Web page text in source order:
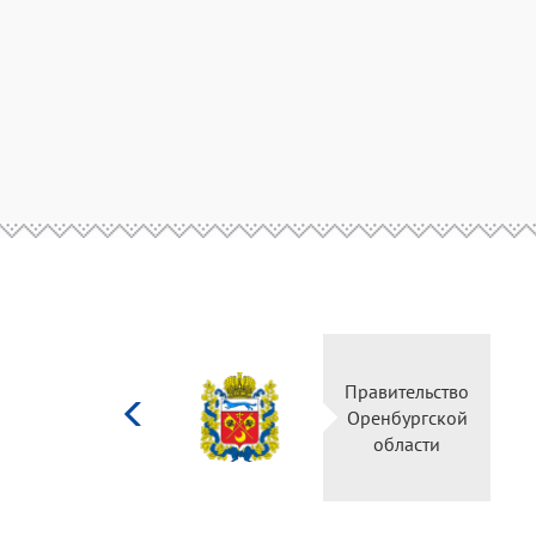
Министерство
культуры
Российской
федерации